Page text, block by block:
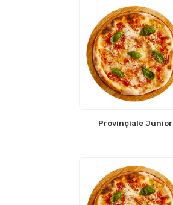
Provinçiale Junior